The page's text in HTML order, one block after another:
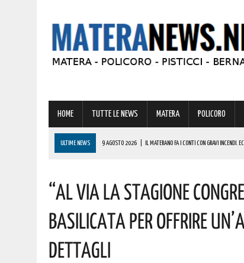
HOME TUTTE LE NEWS MATERA POLICORO
ULTIME NEWS 9 AGOSTO 2026 IL MATERANO FA I CONTI CON GRAVI INCENDI.
9 AGOSTO 2026 | MONDI LUCANI, PREMIATE MOLTE GRANDI PERSONALITÀ DEL
COMPLIMENTI
9 AGOSTO 2026 | MASTANTUONO SBARCA ALLA FIORENTINA: IL GIOVANE TALENTO
“Al Via La Stagione
Basilicata Per Offrire
Dettagli